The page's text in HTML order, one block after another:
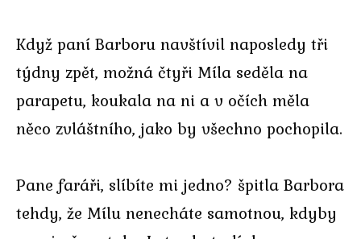
Když paní Barboru navštívil naposledy tři
týdny zpět, možná čtyři Míla seděla na
parapetu, koukala na ni a v očích měla
něco zvláštního, jako by všechno pochopila.
Pane faráři, slíbíte mi jedno? špitla Barbora
tehdy, že Mílu nenecháte samotnou, kdyby